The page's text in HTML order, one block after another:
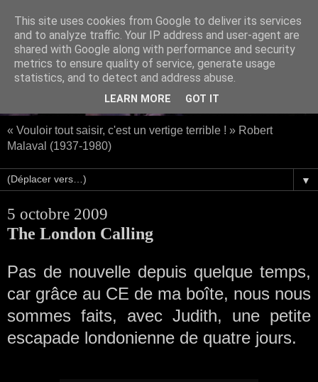
« Vouloir tout saisir, c'est un vertige terrible ! » Robert
Malaval (1937-1980)
▼
5 octobre 2009
The London Calling
Pas de nouvelle depuis quelque temps,
car grâce au CE de ma boîte, nous nous
sommes faits, avec Judith, une petite
escapade londonienne de quatre jours.
This site uses cookies from Google to deliver its services
and to analyze traffic. Your IP address and user-agent are
shared with Google along with performance and security
metrics to ensure quality of service, generate usage
statistics, and to detect and address abuse.
LEARN MORE GOT IT